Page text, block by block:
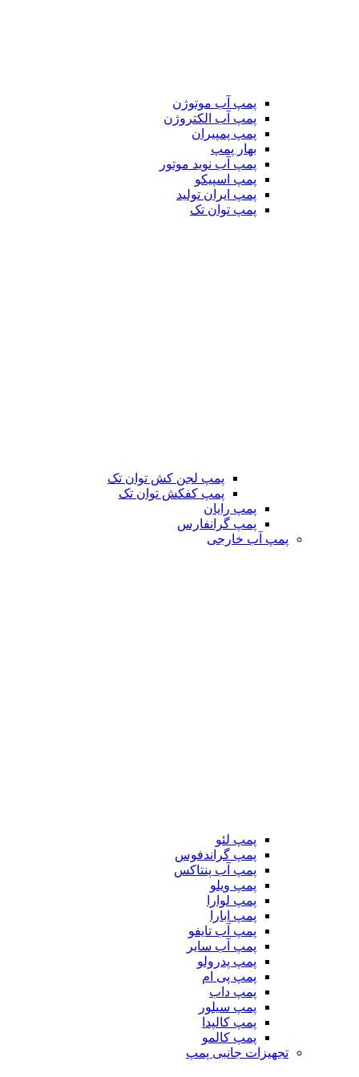
پمپ آب موتوژن
پمپ آب الکتروژن
پمپ پمپیران
بهار پمپ
پمپ آب نوید موتور
پمپ اسپیکو
پمپ ایران تولید
پمپ توان تک
پمپ لجن کش توان تک
پمپ کفکش توان تک
پمپ رایان
پمپ گرانفارس
پمپ آب خارجی
پمپ لئو
پمپ گراندفوس
پمپ آب پنتاکس
پمپ ویلو
پمپ لوارا
پمپ ابارا
پمپ آب تایفو
پمپ آب سایر
پمپ پدرولو
پمپ پی ام
پمپ داب
پمپ سیلور
پمپ کالپدا
پمپ کالمو
تجهیزات جانبی پمپ